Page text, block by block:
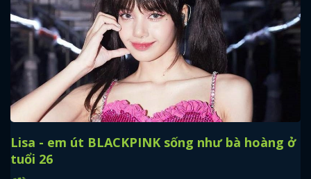
Lisa - em út BLACKPINK sống như bà hoàng ở
tuổi 26